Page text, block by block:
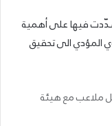
شدّدت فيها على أهمية
المؤدي الى تحقيق
ملاعب مع هيئة